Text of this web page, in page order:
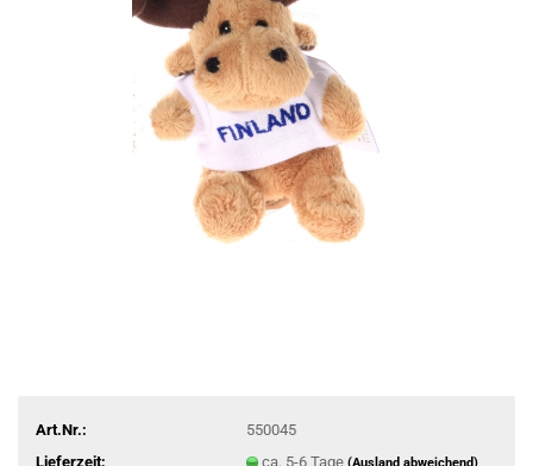
Art.Nr.:
550045
Lieferzeit:
ca. 5-6 Tage (Ausland abweichend)